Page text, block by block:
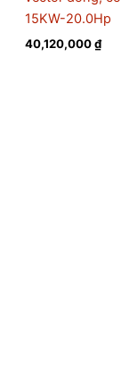
15KW-20.0Hp
40,120,000₫